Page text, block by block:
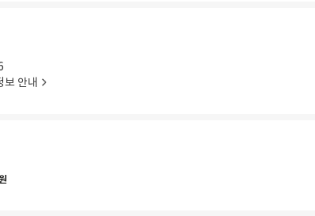
보 안내